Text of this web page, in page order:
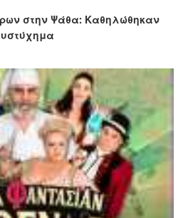
στην Ψάθα: Καθηλώθηκαν